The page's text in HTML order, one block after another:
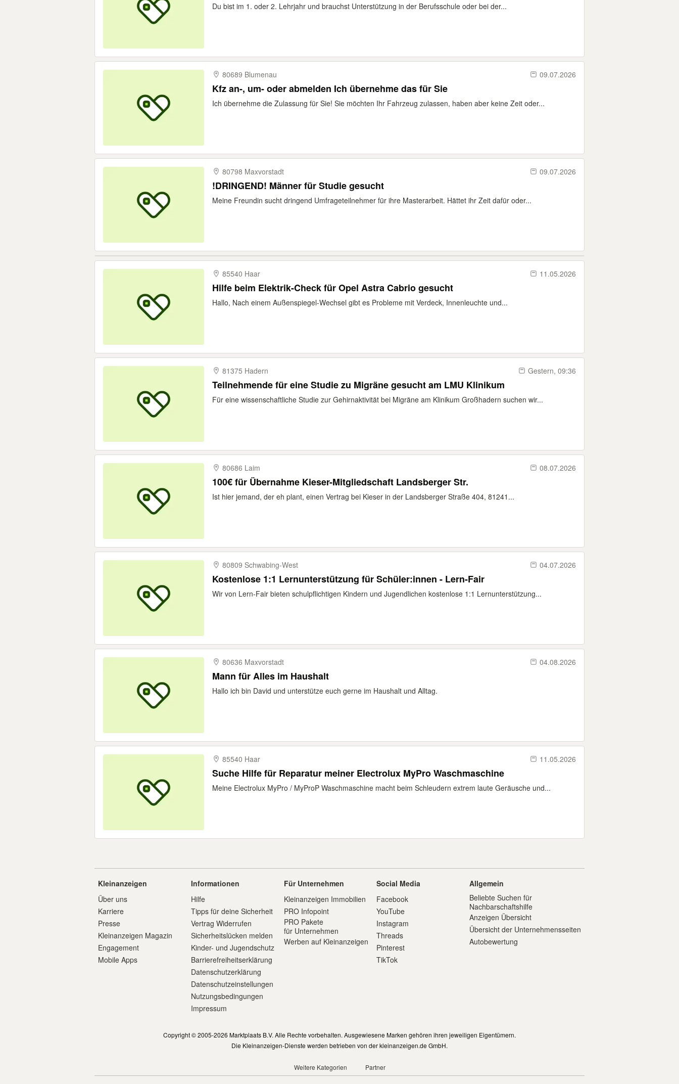
Du bist im 1. oder 2. Lehrjahr und brauchst Unterstützung in der Berufsschule oder bei der...
80689 Blumenau 09.07.2026
Kfz an-, um- oder abmelden Ich übernehme das für Sie
Ich übernehme die Zulassung für Sie! Sie möchten Ihr Fahrzeug zulassen, haben aber keine Zeit oder...
80798 Maxvorstadt 09.07.2026
!DRINGEND! Männer für Studie gesucht
Meine Freundin sucht dringend Umfrageteilnehmer für ihre Masterarbeit. Hättet ihr Zeit dafür oder...
85540 Haar 11.05.2026
Hilfe beim Elektrik-Check für Opel Astra Cabrio gesucht
Hallo, Nach einem Außenspiegel-Wechsel gibt es Probleme mit Verdeck, Innenleuchte und...
81375 Hadern Gestern, 09:36
Teilnehmende für eine Studie zu Migräne gesucht am LMU Klinikum
Für eine wissenschaftliche Studie zur Gehirnaktivität bei Migräne am Klinikum Großhadern suchen wir...
80686 Laim 08.07.2026
100€ für Übernahme Kieser-Mitgliedschaft Landsberger Str.
Ist hier jemand, der eh plant, einen Vertrag bei Kieser in der Landsberger Straße 404, 81241...
80809 Schwabing-​West 04.07.2026
Kostenlose 1:1 Lernunterstützung für Schüler:innen - Lern-Fair
Wir von Lern-Fair bieten schulpflichtigen Kindern und Jugendlichen kostenlose 1:1 Lernunterstützung...
80636 Maxvorstadt 04.08.2026
Mann für Alles im Haushalt
Hallo ich bin David und unterstütze euch gerne im Haushalt und Alltag.
85540 Haar 11.05.2026
Suche Hilfe für Reparatur meiner Electrolux MyPro Waschmaschine
Meine Electrolux MyPro / MyProP Waschmaschine macht beim Schleudern extrem laute Geräusche und...
Kleinanzeigen
Über uns
Karriere
Presse
Kleinanzeigen Magazin
Engagement
Mobile Apps
Informationen
Hilfe
Tipps für deine Sicherheit
Vertrag Widerrufen
Sicherheitslücken melden
Kinder- und Jugendschutz
Barrierefreiheitserklärung
Datenschutzerklärung
Datenschutzeinstellungen
Nutzungsbedingungen
Impressum
Für Unternehmen
Kleinanzeigen Immobilien
PRO Infopoint
PRO Pakete
für Unternehmen
Werben auf Kleinanzeigen
Social Media
Facebook
YouTube
Instagram
Threads
Pinterest
TikTok
Allgemein
Beliebte Suchen für
Nachbarschaftshilfe
Anzeigen Übersicht
Übersicht der Unternehmensseiten
Autobewertung
Copyright © 2005-2026 Marktplaats B.V. Alle Rechte vorbehalten. Ausgewiesene Marken gehören ihren jeweiligen Eigentümern.
Die Kleinanzeigen-Dienste werden betrieben von der kleinanzeigen.de GmbH.
Weitere Kategorien Partner